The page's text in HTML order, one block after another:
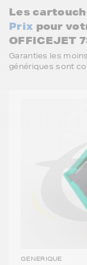
Les
Prix pour
OFFICEJET
Garanties les
génériques sont
GENERIQUE